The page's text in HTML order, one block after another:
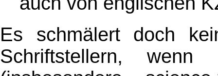
Es schmälert doch
Schriftstellern,